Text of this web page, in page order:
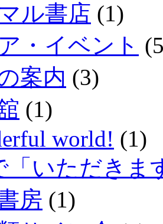
ル書店 (1)
・イベント
案内 (3)
(1)
world! (1)
「いただきま
房 (1)